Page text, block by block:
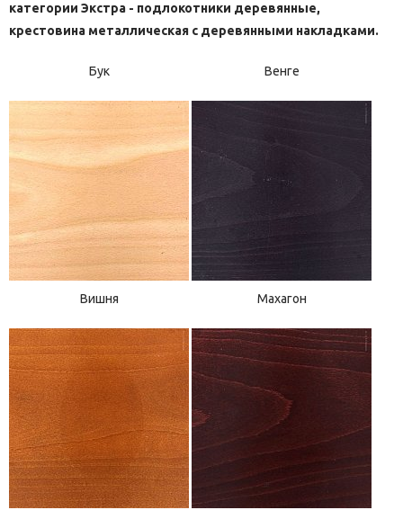
категории Экстра - подлокотники деревянные,
крестовина металлическая с деревянными накладками.
Бук Венге
Вишня Махагон